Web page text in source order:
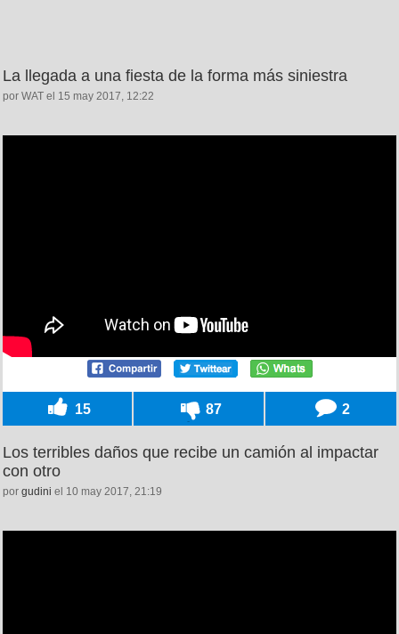
La llegada a una fiesta de la forma más siniestra
por WAT el 15 may 2017, 12:22
15 87 2
Los terribles daños que recibe un camión al impactar
con otro
por gudini el 10 may 2017, 21:19